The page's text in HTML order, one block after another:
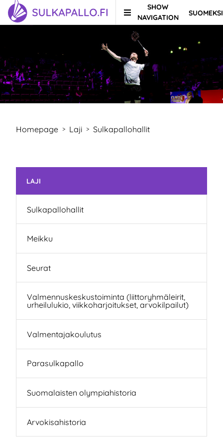
Skip to content
TO HOMEPAGE
SHOW
NAVIGATION
SUOMEKSI
Homepage > Laji > Sulkapallohallit
Skip subnavigation
LAJI
Sulkapallohallit
Meikku
Seurat
Valmennuskeskustoiminta (liittoryhmäleirit,
urheilulukio, viikkoharjoitukset, arvokilpailut)
Valmentajakoulutus
Parasulkapallo
Suomalaisten olympiahistoria
Arvokisahistoria